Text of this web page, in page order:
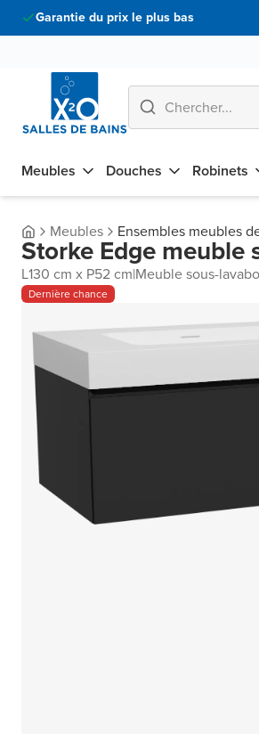
Garantie du prix le plus bas
Meubles Douches Robinets
Meubles Ensembles meubles
Storke Edge meuble
L130 cm x P52 cm|Meuble sous-
Dernière chance